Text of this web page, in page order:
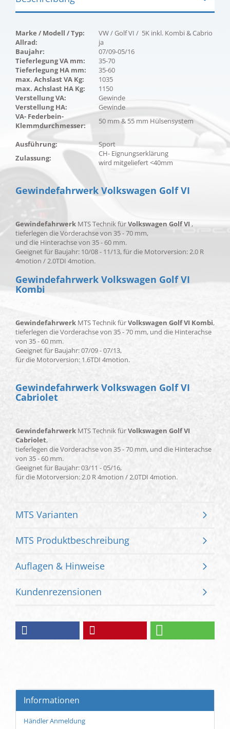
Marke / Modell / Typ:
VW / Golf VI / 5K inkl. Kombi & Cabrio
Allrad:
ja
Baujahr:
07/09-05/16
Tieferlegung VA mm:
35-70
Tieferlegung HA mm:
35-60
max. Achslast VA Kg:
1035
max. Achslast HA Kg:
1150
Verstellung VA:
Gewinde
Verstellung HA:
Gewinde
VA- Federbein-
Klemmdurchmesser:
50 mm & 55 mm Hülsensystem
Ausführung:
Sport
Zulassung:
CH- Eignungserklärung
wird mitgeliefert <40mm
Gewindefahrwerk Volkswagen Golf VI
Gewindefahrwerk MTS Technik fürVolkswagen Golf VI,
tieferlegen die Vorderachse von 35 - 70 mm,
und die Hinterachse von 35 - 60 mm.
Geeignet für Baujahr: 10/08 - 11/13, für die Motorversion: 2.0 R
4motion / 2.0TDI 4motion.
Gewindefahrwerk Volkswagen Golf VI
Kombi
Gewindefahrwerk MTS Technik fürVolkswagen Golf VI Kombi,
tieferlegen die Vorderachse von 35 - 70 mm, und die Hinterachse
von 35 - 60 mm.
Geeignet für Baujahr: 07/09 - 07/13,
für die Motorversion: 1.6TDI 4motion.
Gewindefahrwerk Volkswagen Golf VI
Cabriolet
Gewindefahrwerk MTS Technik fürVolkswagen Golf VI
Cabriolet,
tieferlegen die Vorderachse von 35 - 70 mm, und die Hinterachse
von 35 - 60 mm.
Geeignet für Baujahr: 03/11 - 05/16,
für die Motorversion: 2.0 R 4motion / 2.0TDI 4motion.
MTS Varianten
MTS Produktbeschreibung
Auflagen & Hinweise
Kundenrezensionen
Informationen
Händler Anmeldung